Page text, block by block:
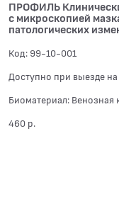
ПРОФИЛЬ
с микроскопией
патологических
Код: 99-10-001
Доступно при выезде
Биоматериал: Венозная
460 р.